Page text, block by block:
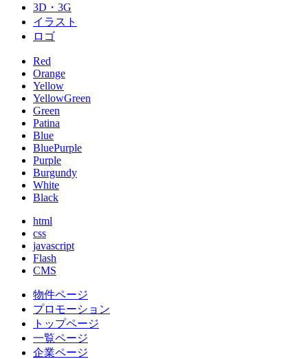
3D・3G
イラスト
ロゴ
Red
Orange
Yellow
YellowGreen
Green
Patina
Blue
BluePurple
Purple
Burgundy
White
Black
html
css
javascript
Flash
CMS
物件ページ
プロモーション
トップページ
一覧ページ
企業ページ